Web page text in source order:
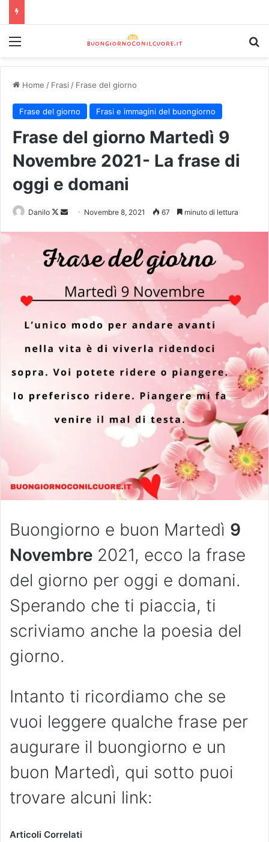
Home / Frasi / Frase del giorno
Frase del giorno Frasi e immagini del buongiorno
Frase del giorno Martedì 9
Novembre 2021- La frase di
oggi e domani
Danilo Novembre 8, 2021 67 minuto di lettura
Buongiorno e buon Martedì 9
Novembre 2021, ecco la frase
del giorno per oggi e domani.
Sperando che ti piaccia, ti
scriviamo anche la poesia del
giorno.
Intanto ti ricordiamo che se
vuoi leggere qualche frase per
augurare il buongiorno e un
buon Martedì, qui sotto puoi
trovare alcuni link:
Articoli Correlati